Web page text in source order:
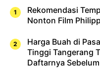
Rekomendasi
Nonton Film
Harga Buah di
Tinggi Tangerang
Daftarnya